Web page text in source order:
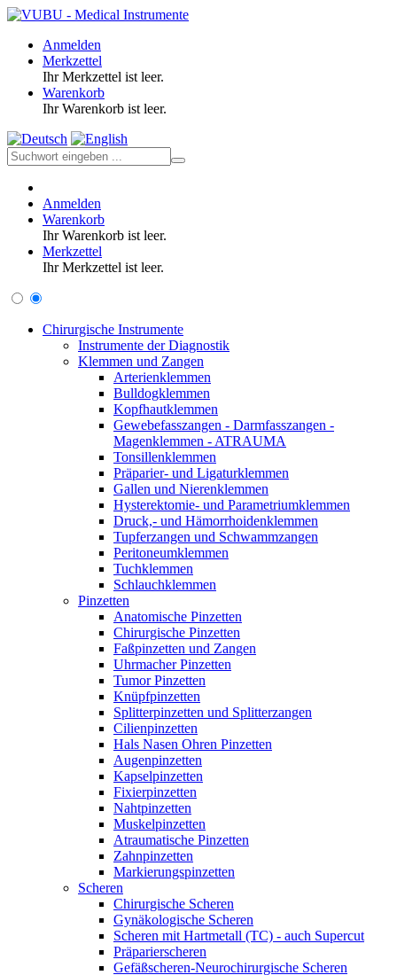
Anmelden
Merkzettel
Ihr Merkzettel ist leer.
Warenkorb
Ihr Warenkorb ist leer.
Anmelden
Warenkorb
Ihr Warenkorb ist leer.
Merkzettel
Ihr Merkzettel ist leer.
Chirurgische Instrumente
Instrumente der Diagnostik
Klemmen und Zangen
Arterienklemmen
Bulldogklemmen
Kopfhautklemmen
Gewebefasszangen - Darmfasszangen -
Magenklemmen - ATRAUMA
Tonsillenklemmen
Präparier- und Ligaturklemmen
Gallen und Nierenklemmen
Hysterektomie- und Parametriumklemmen
Druck,- und Hämorrhoidenklemmen
Tupferzangen und Schwammzangen
Peritoneumklemmen
Tuchklemmen
Schlauchklemmen
Pinzetten
Anatomische Pinzetten
Chirurgische Pinzetten
Faßpinzetten und Zangen
Uhrmacher Pinzetten
Tumor Pinzetten
Knüpfpinzetten
Splitterpinzetten und Splitterzangen
Cilienpinzetten
Hals Nasen Ohren Pinzetten
Augenpinzetten
Kapselpinzetten
Fixierpinzetten
Nahtpinzetten
Muskelpinzetten
Atraumatische Pinzetten
Zahnpinzetten
Markierungspinzetten
Scheren
Chirurgische Scheren
Gynäkologische Scheren
Scheren mit Hartmetall (TC) - auch Supercut
Präparierscheren
Gefäßscheren-Neurochirurgische Scheren